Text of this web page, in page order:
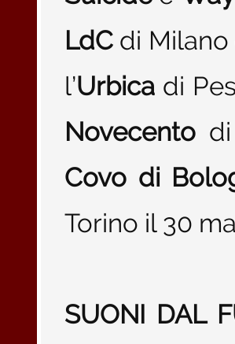
LdC di
l’Urbica di
Novecento
Covo di
Torino il 30
SUONI DAL